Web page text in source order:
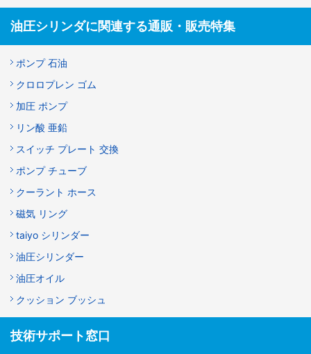
油圧シリンダに関連する通販・販売特集
ポンプ 石油
クロロプレン ゴム
加圧 ポンプ
リン酸 亜鉛
スイッチ プレート 交換
ポンプ チューブ
クーラント ホース
磁気 リング
taiyo シリンダー
油圧シリンダー
油圧オイル
クッション ブッシュ
技術サポート窓口